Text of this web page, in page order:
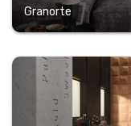
Granorte